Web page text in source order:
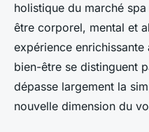
holistique du marché
être corporel, mental et
expérience
bien-être se distinguent
dépasse largement la
nouvelle dimension du